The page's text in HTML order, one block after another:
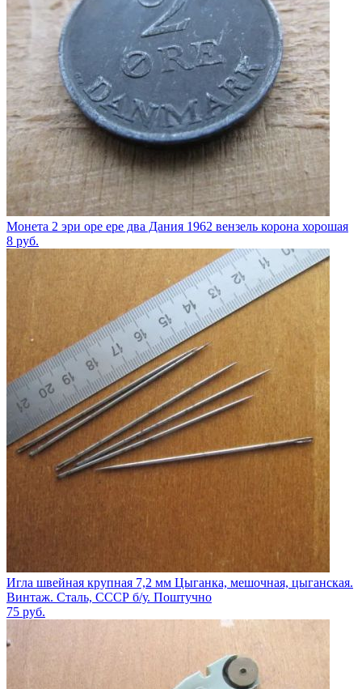
Монета 2 эри оре ере два Дания 1962 вензель корона хорошая
8 руб.
Игла швейная крупная 7,2 мм Цыганка, мешочная, цыганская.
Винтаж. Сталь, СССР б/у. Поштучно
75 руб.